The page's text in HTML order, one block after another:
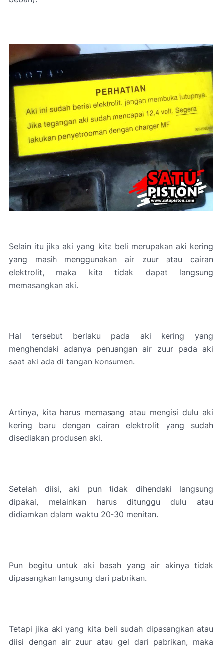
Selain itu jika aki yang kita beli merupakan aki kering
yang masih menggunakan air zuur atau cairan
elektrolit, maka kita tidak dapat langsung
memasangkan aki.
Hal tersebut berlaku pada aki kering yang
menghendaki adanya penuangan air zuur pada aki
saat aki ada di tangan konsumen.
Artinya, kita harus memasang atau mengisi dulu aki
kering baru dengan cairan elektrolit yang sudah
disediakan produsen aki.
Setelah diisi, aki pun tidak dihendaki langsung
dipakai, melainkan harus ditunggu dulu atau
didiamkan dalam waktu 20-30 menitan.
Pun begitu untuk aki basah yang air akinya tidak
dipasangkan langsung dari pabrikan.
Tetapi jika aki yang kita beli sudah dipasangkan atau
diisi dengan air zuur atau gel dari pabrikan, maka